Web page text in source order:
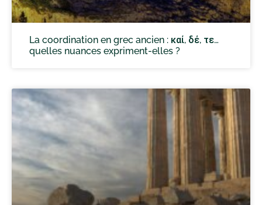
La coordination en grec ancien : καί, δέ, τε…
quelles nuances expriment-elles ?